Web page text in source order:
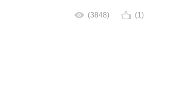
(3848) (1)